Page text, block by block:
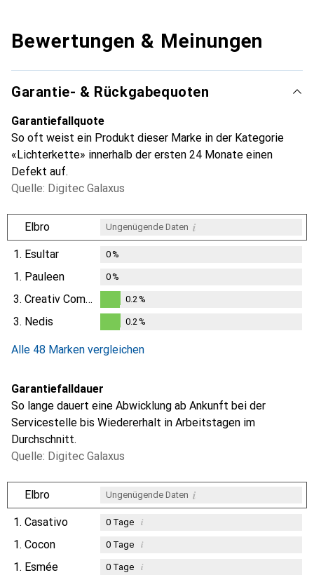
Bewertungen & Meinungen
Garantie- & Rückgabequoten
Garantiefallquote
So oft weist ein Produkt dieser Marke in der Kategorie
«Lichterkette» innerhalb der ersten 24 Monate einen
Defekt auf.
Quelle: Digitec Galaxus
Elbro Ungenügende Daten i
1. Esultar 0%
1. Pauleen 0%
3. Creativ Company
0.2%
0.2%
3. Nedis 0.2%
Alle 48 Marken vergleichen
Garantiefalldauer
So lange dauert eine Abwicklung ab Ankunft bei der
Servicestelle bis Wiedererhalt in Arbeitstagen im
Durchschnitt.
Quelle: Digitec Galaxus
Elbro Ungenügende Daten i
1. Casativo 0Tage i
1. Cocon 0Tage i
1. Esmée 0Tage i